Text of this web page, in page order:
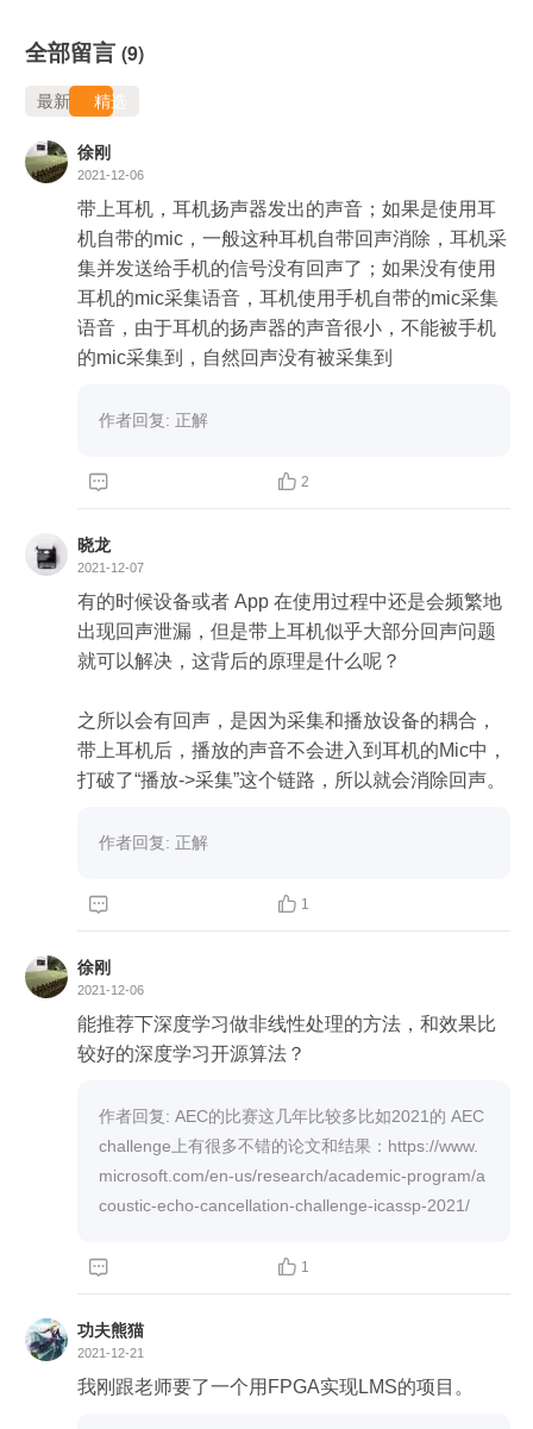
全部留言 (9)
最新 精选
徐刚
2021-12-06
带上耳机，耳机扬声器发出的声音；如果是使用耳
机自带的mic，一般这种耳机自带回声消除，耳机采
集并发送给手机的信号没有回声了；如果没有使用
耳机的mic采集语音，耳机使用手机自带的mic采集
语音，由于耳机的扬声器的声音很小，不能被手机
的mic采集到，自然回声没有被采集到
作者回复: 正解
  2
晓龙
2021-12-07
有的时候设备或者 App 在使用过程中还是会频繁地
出现回声泄漏，但是带上耳机似乎大部分回声问题
就可以解决，这背后的原理是什么呢？
之所以会有回声，是因为采集和播放设备的耦合，
带上耳机后，播放的声音不会进入到耳机的Mic中，
作者回复: 正解
  1
徐刚
2021-12-06
能推荐下深度学习做非线性处理的方法，和效果比
较好的深度学习开源算法？
作者回复: AEC的比赛这几年比较多比如2021的 AEC
challenge上有很多不错的论文和结果：https://www.
microsoft.com/en-us/research/academic-program/a
coustic-echo-cancellation-challenge-icassp-2021/
  1
功夫熊猫
2021-12-21
我刚跟老师要了一个用FPGA实现LMS的项目。